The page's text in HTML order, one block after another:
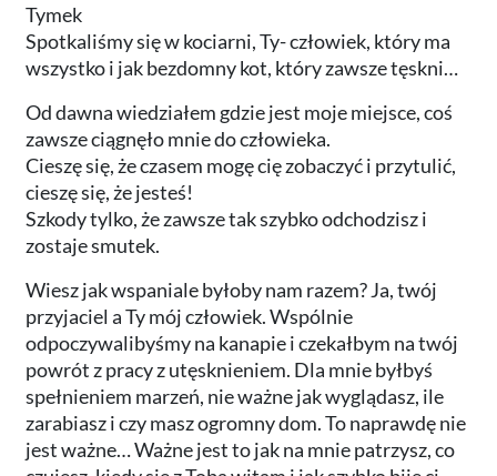
Tymek
Spotkaliśmy się w kociarni, Ty- człowiek, który ma
wszystko i jak bezdomny kot, który zawsze tęskni…
Od dawna wiedziałem gdzie jest moje miejsce, coś
zawsze ciągnęło mnie do człowieka.
Cieszę się, że czasem mogę cię zobaczyć i przytulić,
cieszę się, że jesteś!
Szkody tylko, że zawsze tak szybko odchodzisz i
zostaje smutek.
Wiesz jak wspaniale byłoby nam razem? Ja, twój
przyjaciel a Ty mój człowiek. Wspólnie
odpoczywalibyśmy na kanapie i czekałbym na twój
powrót z pracy z utęsknieniem. Dla mnie byłbyś
spełnieniem marzeń, nie ważne jak wyglądasz, ile
zarabiasz i czy masz ogromny dom. To naprawdę nie
jest ważne… Ważne jest to jak na mnie patrzysz, co